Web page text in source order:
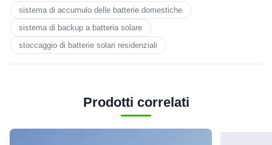
sistema di accumulo delle batterie domestiche
sistema di backup a batteria solare
stoccaggio di batterie solari residenziali
Prodotti correlati